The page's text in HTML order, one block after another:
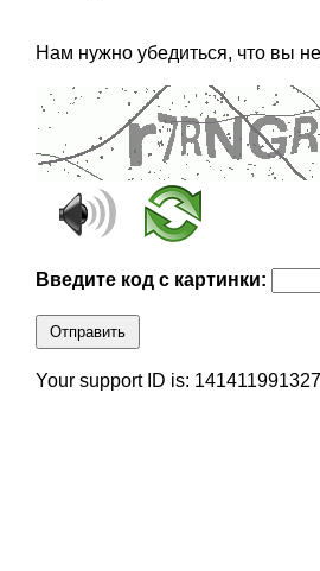
Нам нужно убедиться, что вы
Введите код с картинки:
Отправить
Your support ID is: